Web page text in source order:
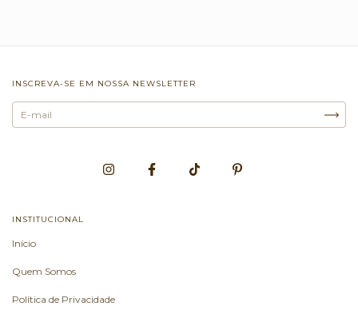
INSCREVA-SE EM NOSSA NEWSLETTER
INSTITUCIONAL
Início
Quem Somos
Política de Privacidade